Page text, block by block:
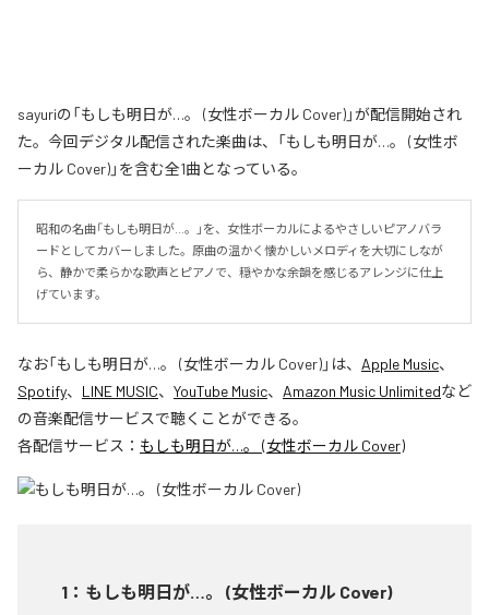
sayuriの「もしも明日が…。 (女性ボーカル Cover)」が配信開始され
た。今回デジタル配信された楽曲は、「もしも明日が…。 (女性ボ
ーカル Cover)」を含む全1曲となっている。
昭和の名曲「もしも明日が…。」を、女性ボーカルによるやさしいピアノバラ
ードとしてカバーしました。原曲の温かく懐かしいメロディを大切にしなが
ら、静かで柔らかな歌声とピアノで、穏やかな余韻を感じるアレンジに仕上
げています。
なお「もしも明日が…。 (女性ボーカル Cover)」は、 Apple Music、
Spotify、 LINE MUSIC、 YouTube Music、 Amazon Music Unlimitedなど
の音楽配信サービスで聴くことができる。
各配信サービス： もしも明日が…。 (女性ボーカル Cover)
1 ： もしも明日が…。 (女性ボーカル Cover)